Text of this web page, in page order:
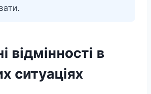
відмінності в
ситуаціях